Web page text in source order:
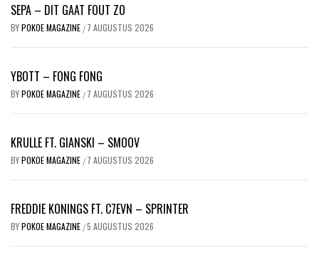
SEPA – DIT GAAT FOUT ZO
BYPOKOE MAGAZINE / 7 AUGUSTUS 2026
YBOTT – FONG FONG
BYPOKOE MAGAZINE / 7 AUGUSTUS 2026
KRULLE FT. GIANSKI – SMOOV
BYPOKOE MAGAZINE / 7 AUGUSTUS 2026
FREDDIE KONINGS FT. C7EVN – SPRINTER
BYPOKOE MAGAZINE /5 AUGUSTUS 2026